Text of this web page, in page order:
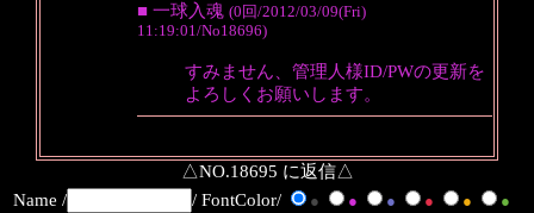
■ 一球入魂 (0回/2012/03/09(Fri)
11:19:01/No18696)
すみません、管理人様ID/PWの更新を
よろしくお願いします。
△NO.18695 に返信△
Name /
/ FontColor/ ● ● ● ● ●
●